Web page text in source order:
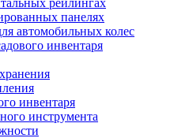
панелях
автомобильных колес
инвентаря
инвентаря
инструмента